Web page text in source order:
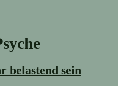
belastend sein